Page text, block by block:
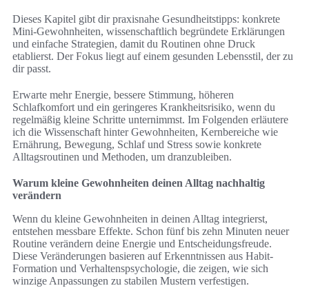
Dieses Kapitel gibt dir praxisnahe Gesundheitstipps: konkrete
Mini‑Gewohnheiten, wissenschaftlich begründete Erklärungen
und einfache Strategien, damit du Routinen ohne Druck
etablierst. Der Fokus liegt auf einem gesunden Lebensstil, der zu
dir passt.
Erwarte mehr Energie, bessere Stimmung, höheren
Schlafkomfort und ein geringeres Krankheitsrisiko, wenn du
regelmäßig kleine Schritte unternimmst. Im Folgenden erläutere
ich die Wissenschaft hinter Gewohnheiten, Kernbereiche wie
Ernährung, Bewegung, Schlaf und Stress sowie konkrete
Alltagsroutinen und Methoden, um dranzubleiben.
Warum kleine Gewohnheiten deinen Alltag nachhaltig
verändern
Wenn du kleine Gewohnheiten in deinen Alltag integrierst,
entstehen messbare Effekte. Schon fünf bis zehn Minuten neuer
Routine verändern deine Energie und Entscheidungsfreude.
Diese Veränderungen basieren auf Erkenntnissen aus Habit-
Formation und Verhaltenspsychologie, die zeigen, wie sich
winzige Anpassungen zu stabilen Mustern verfestigen.